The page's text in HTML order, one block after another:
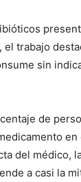
el trabajo
sin
de
del médico,
a casi la